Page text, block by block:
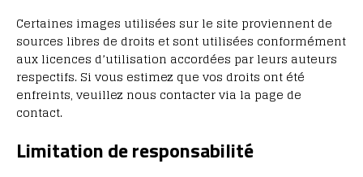
Certaines images utilisées sur le site proviennent de
sources libres de droits et sont utilisées conformément
aux licences d’utilisation accordées par leurs auteurs
respectifs. Si vous estimez que vos droits ont été
enfreints, veuillez nous contacter via la page de
contact.
Limitation de responsabilité